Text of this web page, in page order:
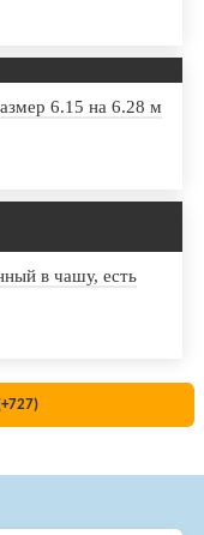
6.15 на 6.28 м
в чашу, есть